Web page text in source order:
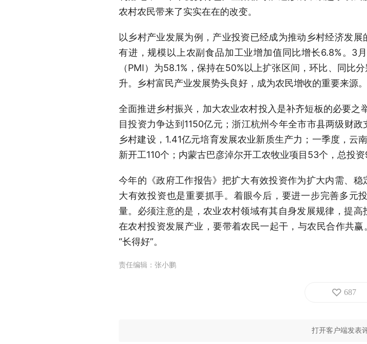
农村农民带来了实实在在的改变。
以乡村产业发展为例，产业投资已经成为推动乡村经济发
有进，规模以上农副食品加工业增加值同比增长6.8%。3
（PMI）为58.1%，保持在50%以上扩张区间，环比、同比
升。乡村富民产业发展势头良好，成为农民增收的重要来源。
全面推进乡村振兴，加大农业农村投入是补齐短板的必要
目投资力争达到1150亿元；浙江杭州今年全市市县两级财
乡村建设，1.41亿元培育发展农业新质生产力；一季度，
新开工110个；内蒙古巴彦淖尔开工农牧业项目53个，总投
今年的《政府工作报告》把扩大有效投资作为扩大内需、
大有效投资也是重要抓手。着眼今后，要进一步完善多元
量。必须注意的是，农业农村领域有其自身发展规律，提
在农村投资发展产业，要带着农民一起干，与农民合作共
“长得好”。
责任编辑： 张小鹏
687
打开客户端发表